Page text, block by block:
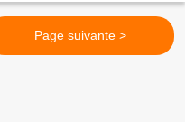
Page suivante >